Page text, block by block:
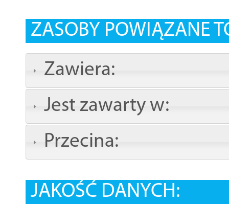
ZASOBY POWIĄZANE
Zawiera:
Jest zawarty w:
Przecina:
JAKOŚĆ DANYCH: